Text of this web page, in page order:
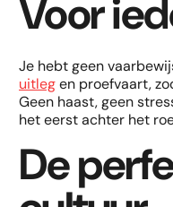
Voor
Je hebt geen
uitlegen proefvaart,
Geen haast, geen
het eerst achter het
De